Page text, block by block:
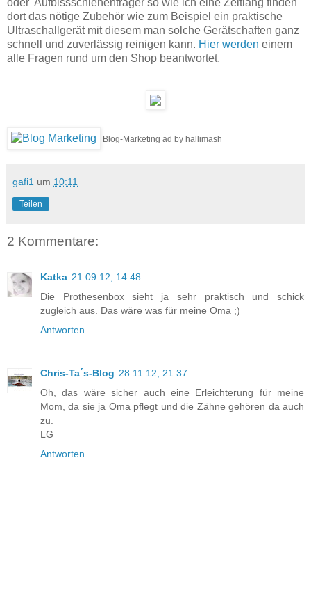
dort das nötige Zubehör wie zum Beispiel ein praktische
Ultraschallgerät mit diesem man solche Gerätschaften ganz
schnell und zuverlässig reinigen kann. Hier werden einem
alle Fragen rund um den Shop beantwortet.
Blog-Marketing ad by hallimash
gafi1 um 10:11
Teilen
2 Kommentare:
Katka 21.09.12, 14:48
Die Prothesenbox sieht ja sehr praktisch und schick
zugleich aus. Das wäre was für meine Oma ;)
Antworten
Chris-Ta´s-Blog 28.11.12, 21:37
Oh, das wäre sicher auch eine Erleichterung für meine
Mom, da sie ja Oma pflegt und die Zähne gehören da auch
zu.
LG
Antworten